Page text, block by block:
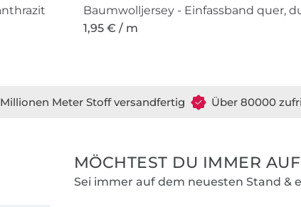
Baumwolljersey - Einfassband quer,
1,95 € / m
Millionen Meter Stoff versandfertig Über 80000
MÖCHTEST DU IMMER
Sei immer auf dem neuesten Stand &